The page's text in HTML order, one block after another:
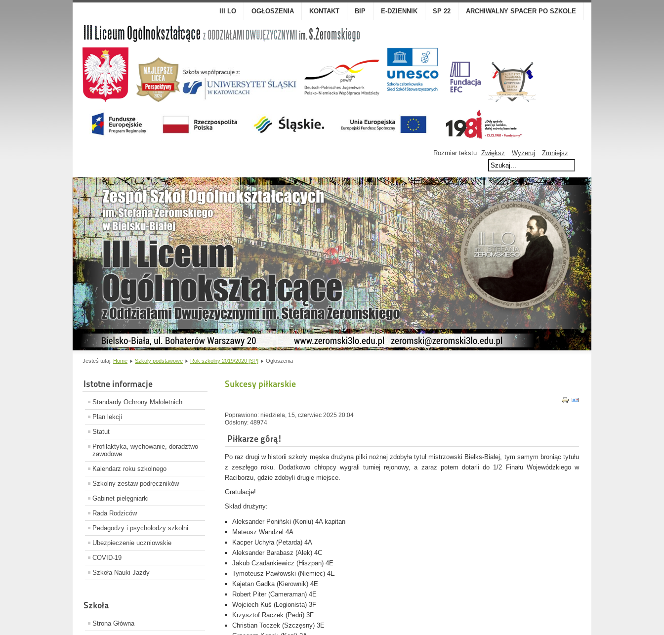
III LO OGŁOSZENIA KONTAKT BIP E-DZIENNIK SP 22 ARCHIWALNY SPACER PO SZKOLE
Rozmiar tekstu Zwiększ Wyzeruj Zmniejsz
Jesteś tutaj: Home Szkoły podstawowe Rok szkolny 2019/2020 [SP] Ogłoszenia
Istotne informacje
Standardy Ochrony Małoletnich
Plan lekcji
Statut
Profilaktyka, wychowanie, doradztwo
zawodowe
Kalendarz roku szkolnego
Szkolny zestaw podręczników
Gabinet pielęgniarki
Rada Rodziców
Pedagodzy i psycholodzy szkolni
Ubezpieczenie uczniowskie
COVID-19
Szkoła Nauki Jazdy
Szkoła
Strona Główna
Sukcesy piłkarskie
Poprawiono: niedziela, 15, czerwiec 2025 20:04
Odsłony: 48974
Piłkarze górą!
Po raz drugi w historii szkoły męska drużyna piłki nożnej zdobyła tytuł mistrzowski Bielks-Białej, tym samym broniąc tytułu
z zeszłęgo roku. Dodatkowo chłopcy wygrali turniej rejonowy, a zaraz potem dotarli do 1/2 Finału Wojewódzkiego w
Raciborzu, gdzie zdobyli drugie miejsce.
Gratulacje!
Skład drużyny:
Aleksander Poniński (Koniu) 4A kapitan
Mateusz Wandzel 4A
Kacper Uchyła (Petarda) 4A
Aleksander Barabasz (Alek) 4C
Jakub Czadankiewicz (Hiszpan) 4E
Tymoteusz Pawłowski (Niemiec) 4E
Kajetan Gadka (Kierownik) 4E
Robert Piter (Cameraman) 4E
Wojciech Kuś (Legionista) 3F
Krzysztof Raczek (Pedri) 3F
Christian Toczek (Szczęsny) 3E